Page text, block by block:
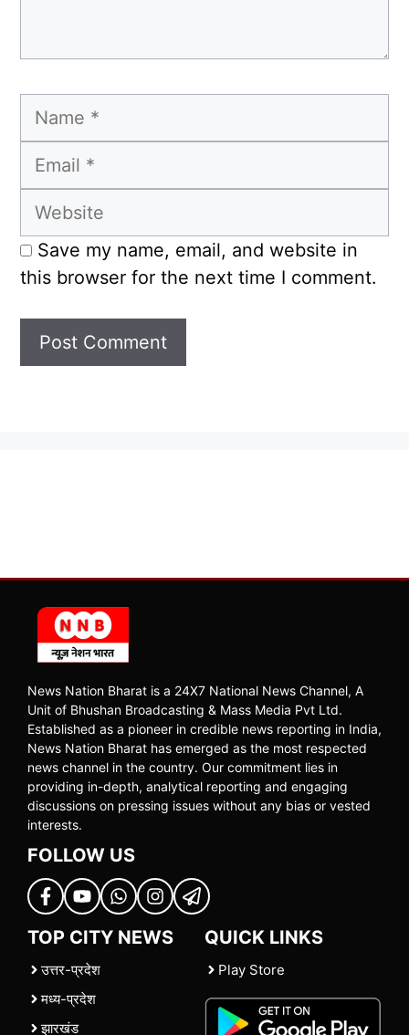
Name
Email
Website
Save my name, email, and website in
this browser for the next time I comment.
News Nation Bharat is a 24X7 National News Channel, A
Unit of Bhushan Broadcasting & Mass Media Pvt Ltd.
Established as a pioneer in credible news reporting in India,
News Nation Bharat has emerged as the most respected
news channel in the country. Our commitment lies in
providing in-depth, analytical reporting and engaging
discussions on pressing issues without any bias or vested
interests.
FOLLOW US
TOP CITY NEWS
उत्तर-प्रदेश
मध्य-प्रदेश
झारखंड
QUICK LINKS
Play Store